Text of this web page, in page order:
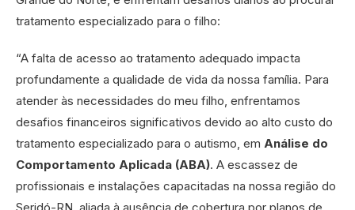
tratamento especializado para o filho:
“A falta de acesso ao tratamento adequado impacta
profundamente a qualidade de vida da nossa família. Para
atender às necessidades do meu filho, enfrentamos
desafios financeiros significativos devido ao alto custo do
tratamento especializado para o autismo, em Análise do
Comportamento Aplicada (ABA). A escassez de
profissionais e instalações capacitadas na nossa região do